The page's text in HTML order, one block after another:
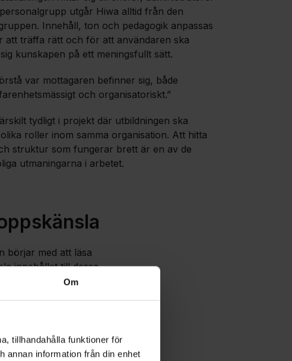
Om
tillhandahålla funktioner för
annan information från din enhet
utgår Hiwa alltid från den
Innehåll, ton och pedagogik anpassas
att träffa rätt och för att användaren ska
kunskapen på ett meningsfullt sätt.
var mottagaren befinner sig, både
och organisatoriskt.”
tydligt i projekt där utbildningen ska
roller inom samma organisation. Att hitta
struktur som fungerar brett är en av de
utmaningarna i arbetet.
börjar med att läsa
innehållet till dessa
med rätt balans
Det gäller att hitta